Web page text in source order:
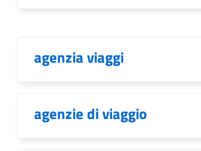
agenzia viaggi
agenzie di viaggio